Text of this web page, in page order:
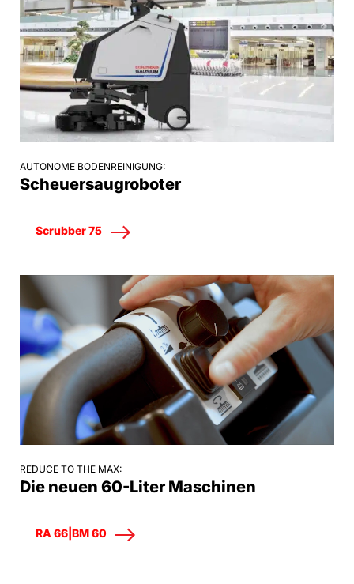
AUTONOME BODENREINIGUNG:
Scheuersaugroboter
Scrubber 75
REDUCE TO THE MAX:
Die neuen 60-Liter Maschinen
RA 66|BM 60